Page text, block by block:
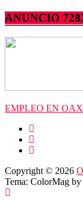
ANUNCIO
EMPLEO EN
Copyright © 2026
Tema: ColorMag by